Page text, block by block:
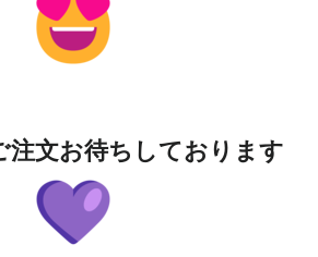
注文お待ちしております